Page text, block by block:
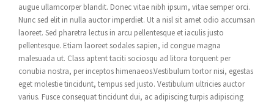
augue ullamcorper blandit. Donec vitae nibh ipsum, vitae semper orci.
Nunc sed elit in nulla auctor imperdiet. Ut a nisl sit amet odio accumsan
laoreet. Sed pharetra lectus in arcu pellentesque et iaculis justo
pellentesque. Etiam laoreet sodales sapien, id congue magna
malesuada ut. Class aptent taciti sociosqu ad litora torquent per
conubia nostra, per inceptos himenaeos.Vestibulum tortor nisi, egestas
eget molestie tincidunt, tempus sed justo. Vestibulum ultricies auctor
varius. Fusce consequat tincidunt dui, ac adipiscing turpis adipiscing